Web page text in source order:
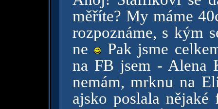
měříte? My máme
rozpoznáme, s kým
ne
Pak jsme
na FB jsem - Alena
nemám, mrknu na
ajsko poslala